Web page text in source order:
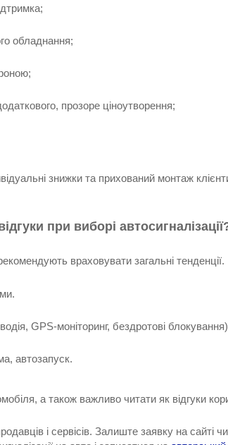
обладнання;
прозоре ціноутворення;
знижки та прихований монтаж
при виборі
враховувати загальні тенденції.
GPS-моніторинг, бездротові
автозапуск.
а також важливо читати як відгуки
і сервісів. Залиште заявку на